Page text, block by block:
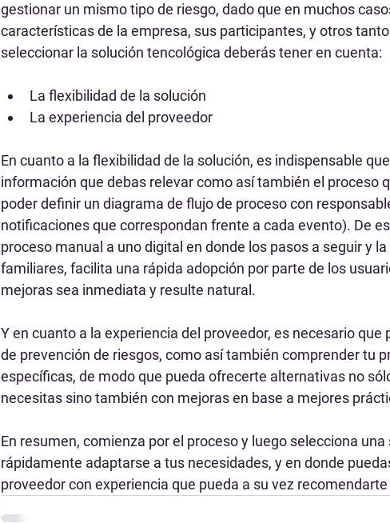
gestionar un mismo tipo de riesgo, dado que en muchos
características de la empresa, sus participantes, y otros
seleccionar la solución tencológica deberás tener en cuenta:
La flexibilidad de la solución
La experiencia del proveedor
En cuanto a la flexibilidad de la solución, es indispensable
información que debas relevar como así también el proceso
poder definir un diagrama de flujo de proceso con
notificaciones que correspondan frente a cada evento). De
proceso manual a uno digital en donde los pasos a seguir y
familiares, facilita una rápida adopción por parte de los
mejoras sea inmediata y resulte natural.
Y en cuanto a la experiencia del proveedor, es necesario
de prevención de riesgos, como así también comprender tu
específicas, de modo que pueda ofrecerte alternativas no
necesitas sino también con mejoras en base a mejores
En resumen, comienza por el proceso y luego selecciona
rápidamente adaptarse a tus necesidades, y en donde
proveedor con experiencia que pueda a su vez